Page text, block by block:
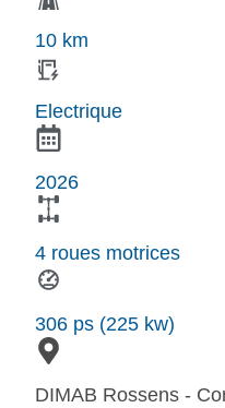
10 km
Electrique
2026
4 roues motrices
306 ps (225 kw)
DIMAB Rossens -